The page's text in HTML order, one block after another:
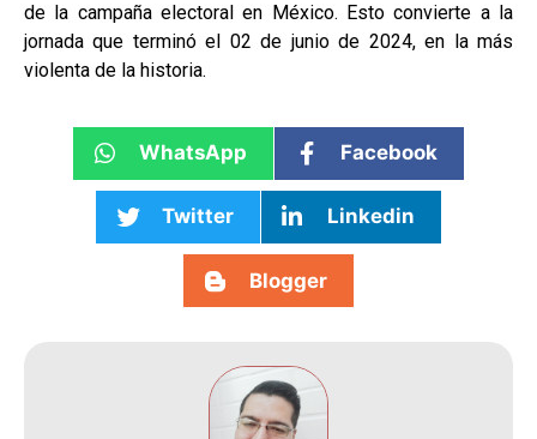
de la campaña electoral en México. Esto convierte a la
jornada que terminó el 02 de junio de 2024, en la más
violenta de la historia.
WhatsApp Facebook
Twitter Linkedin
Blogger